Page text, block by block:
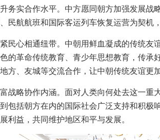
务实合作水平。中方愿同朝方加强发展
民航航班和国际客运列车恢复运营为契机
民心相通纽带。中朝用鲜血凝成的传统
的革命传统教育、青少年思想教育，传
方、友城等交流合作，让中朝传统友谊更
战略协作内涵。面对人类向何处去这一
包括朝方在内的国际社会广泛支持和积
利益，共同维护地区和平与发展。